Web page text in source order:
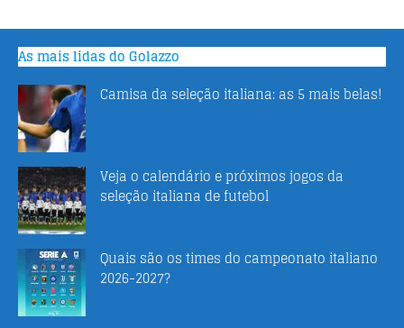
As mais lidas do Golazzo
Camisa da seleção italiana: as 5 mais belas!
Veja o calendário e próximos jogos da
seleção italiana de futebol
Quais são os times do campeonato italiano
2026-2027?